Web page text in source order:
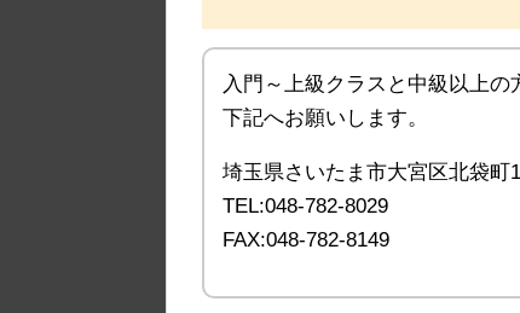
入門～上級クラスと中級以上
下記へお願いします。
埼玉県さいたま市大宮区北袋
TEL:048-782‐8029
FAX:048-782‐8149